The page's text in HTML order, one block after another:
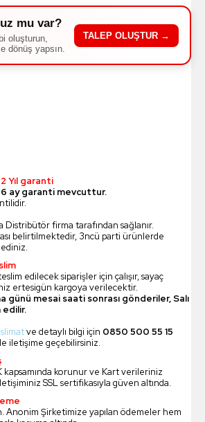
mu var?
oluşturun,
dönüş yapsın.
TALEP OLUŞTUR →
Yıl garanti
ay garanti mevcuttur.
Distribütör firma tarafından sağlanır.
belirtilmektedir, 3ncü parti ürünlerde
edilecek siparişler için çalışır, sayaç
ertesigün kargoya verilecektir.
günü mesai saati sonrası gönderiler, Salı
ve detaylı bilgi için 0850 500 55 15
iletişime geçebilirsiniz.
kapsamında korunur ve Kart verileriniz
SSL sertifikasıyla güven altında.
Anonim Şirketimize yapılan ödemeler hem